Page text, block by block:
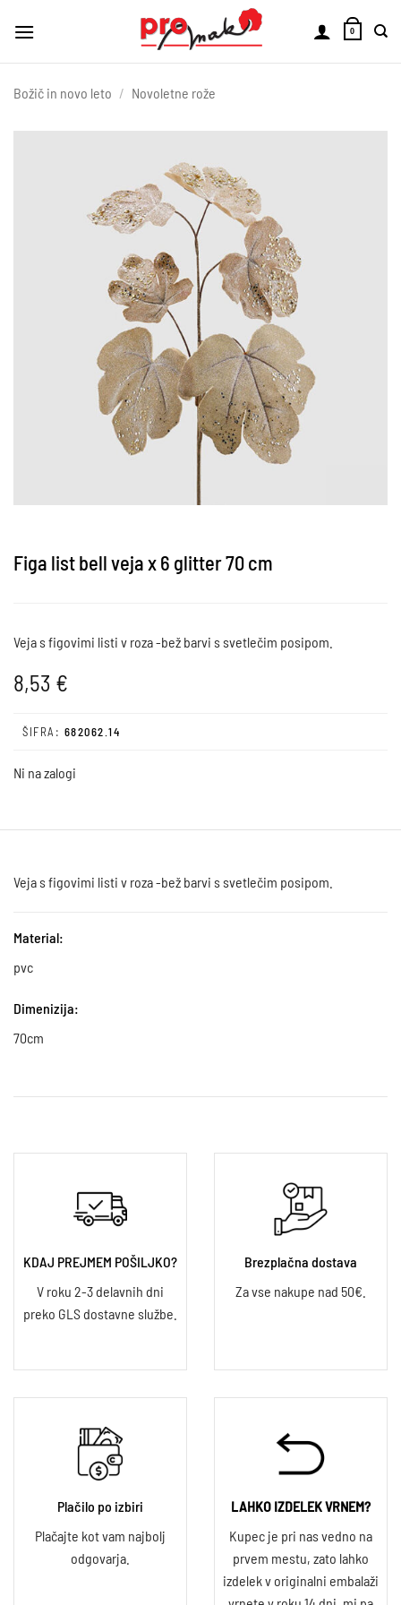
0
Božič in novo leto / Novoletne rože
Figa list bell veja x 6 glitter 70 cm
Veja s figovimi listi v roza -bež barvi s svetlečim posipom.
8,53 €
ŠIFRA: 682062.14
Ni na zalogi
Veja s figovimi listi v roza -bež barvi s svetlečim posipom.
Material:
pvc
Dimenizija:
70cm
KDAJ PREJMEM POŠILJKO?
V roku 2-3 delavnih dni
preko GLS dostavne službe.
Brezplačna dostava
Za vse nakupe nad 50€.
Plačilo po izbiri
Plačajte kot vam najbolj
odgovarja.
LAHKO IZDELEK VRNEM?
Kupec je pri nas vedno na
prvem mestu, zato lahko
izdelek v originalni embalaži